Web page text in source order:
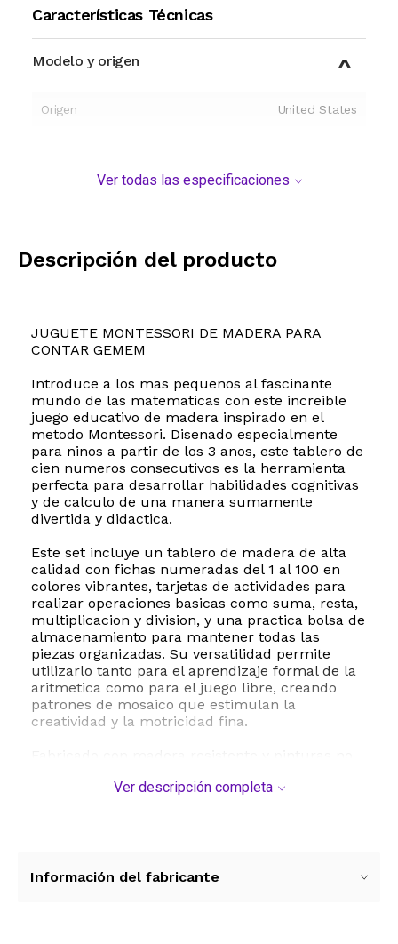
Características Técnicas
Modelo y origen
Origen United States
Ver todas las especificaciones
Descripción del producto
JUGUETE MONTESSORI DE MADERA PARA
CONTAR GEMEM
Introduce a los mas pequenos al fascinante
mundo de las matematicas con este increible
juego educativo de madera inspirado en el
metodo Montessori. Disenado especialmente
para ninos a partir de los 3 anos, este tablero de
cien numeros consecutivos es la herramienta
perfecta para desarrollar habilidades cognitivas
y de calculo de una manera sumamente
divertida y didactica.
Este set incluye un tablero de madera de alta
calidad con fichas numeradas del 1 al 100 en
colores vibrantes, tarjetas de actividades para
realizar operaciones basicas como suma, resta,
multiplicacion y division, y una practica bolsa de
almacenamiento para mantener todas las
piezas organizadas. Su versatilidad permite
utilizarlo tanto para el aprendizaje formal de la
aritmetica como para el juego libre, creando
patrones de mosaico que estimulan la
creatividad y la motricidad fina.
seguridad durante el juego. Es ideal para el
Ver descripción completa
Información del fabricante